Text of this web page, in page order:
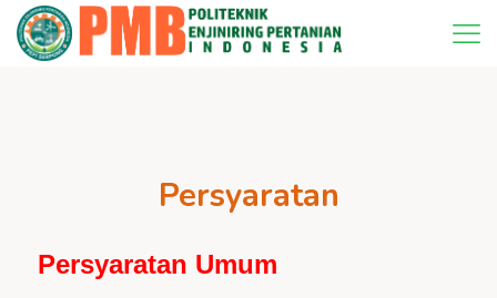
Persyaratan
Persyaratan Umum